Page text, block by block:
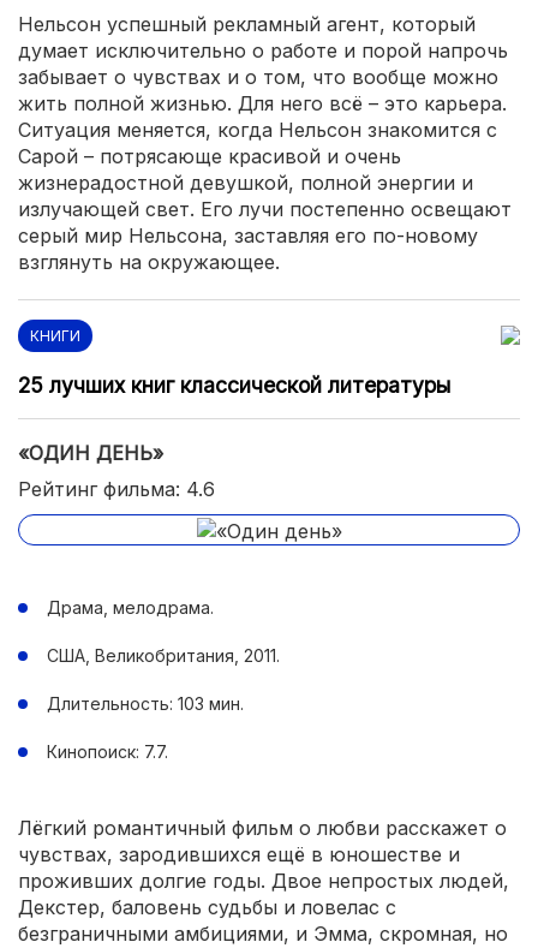
Нельсон успешный рекламный агент, который
думает исключительно о работе и порой напрочь
забывает о чувствах и о том, что вообще можно
жить полной жизнью. Для него всё – это карьера.
Ситуация меняется, когда Нельсон знакомится с
Сарой – потрясающе красивой и очень
жизнерадостной девушкой, полной энергии и
излучающей свет. Его лучи постепенно освещают
серый мир Нельсона, заставляя его по-новому
взглянуть на окружающее.
КНИГИ
25 лучших книг классической литературы
«ОДИН ДЕНЬ»
Рейтинг фильма: 4.6
Драма, мелодрама.
США, Великобритания, 2011.
Длительность: 103 мин.
Кинопоиск: 7.7.
Лёгкий романтичный фильм о любви расскажет о
чувствах, зародившихся ещё в юношестве и
проживших долгие годы. Двое непростых людей,
Декстер, баловень судьбы и ловелас с
безграничными амбициями, и Эмма, скромная, но